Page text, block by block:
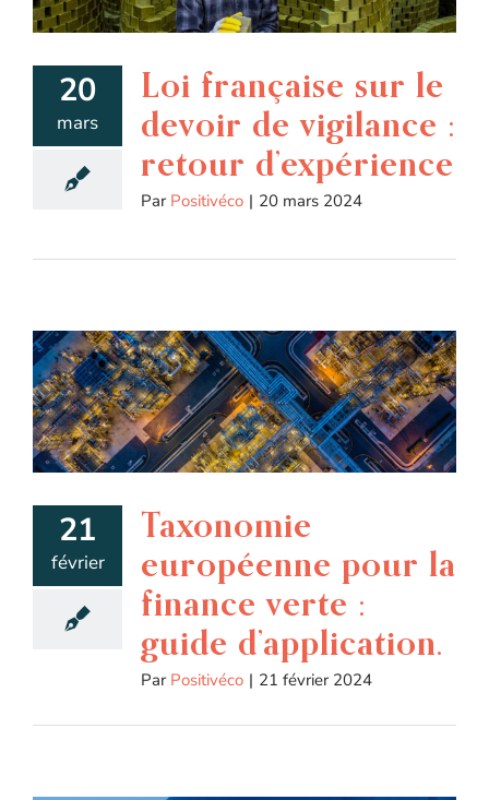
20
mars
Loi française sur le
devoir de vigilance :
retour d’expérience
Par Positivéco | 20 mars 2024
21
février
Taxonomie
européenne pour la
finance verte :
guide d’application.
Par Positivéco | 21 février 2024